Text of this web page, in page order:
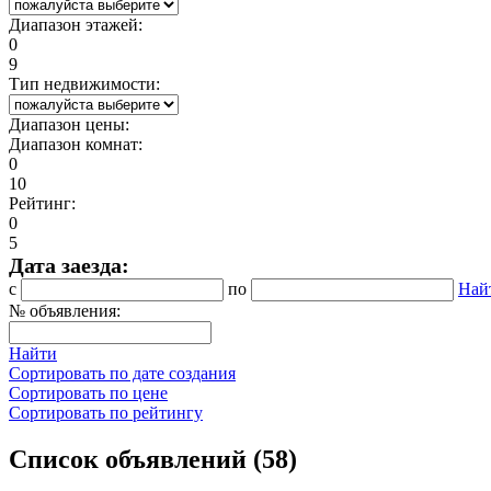
Диапазон этажей:
0
9
Тип недвижимости:
Диапазон цены:
Диапазон комнат:
0
10
Рейтинг:
0
5
Дата заезда:
с по
№ объявления:
Найти
Сортировать по дате создания
Сортировать по цене
Сортировать по рейтингу
Список объявлений (58)